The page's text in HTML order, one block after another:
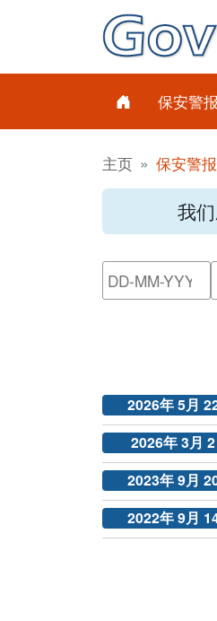
保安警报
主页 保安警报
我
2026年 5月
2026年 3月
2023年 9月
2022年 9月